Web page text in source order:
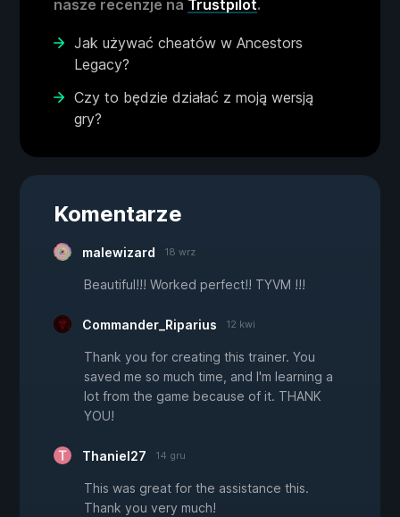
nasze recenzje na Trustpilot.
Jak używać cheatów w Ancestors
Legacy?
Czy to będzie działać z moją wersją
gry?
Komentarze
malewizard 18 wrz
Beautiful!!! Worked perfect!! TYVM !!!
Commander_Riparius 12 kwi
Thank you for creating this trainer. You
saved me so much time, and I'm learning a
lot from the game because of it. THANK
YOU!
Thaniel27 14 gru
This was great for the assistance this.
Thank you very much!